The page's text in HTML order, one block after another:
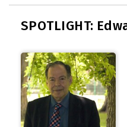
SPOTLIGHT: